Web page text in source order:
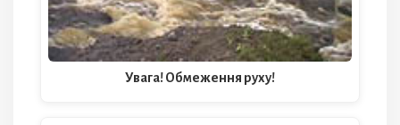
Увага! Обмеження руху!